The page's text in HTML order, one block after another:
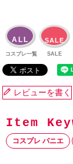
ALL
コスプレ一覧
SALE
SALE
レビューを書く
コスプレ パニエ